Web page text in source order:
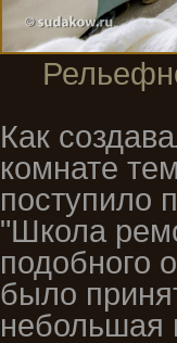
Как
комнате
поступило
"Школа
подобного
было
небольшая